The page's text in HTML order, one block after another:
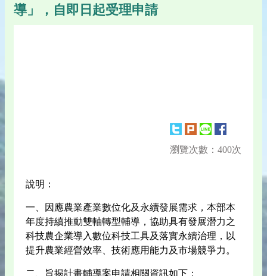
導」，自即日起受理申請
瀏覽次數：400次
說明：
一、因應農業產業數位化及永續發展需求，本部本
年度持續推動雙軸轉型輔導，協助具有發展潛力之
科技農企業導入數位科技工具及落實永續治理，以
提升農業經營效率、技術應用能力及市場競爭力。
二、旨揭計畫輔導案申請相關資訊如下：